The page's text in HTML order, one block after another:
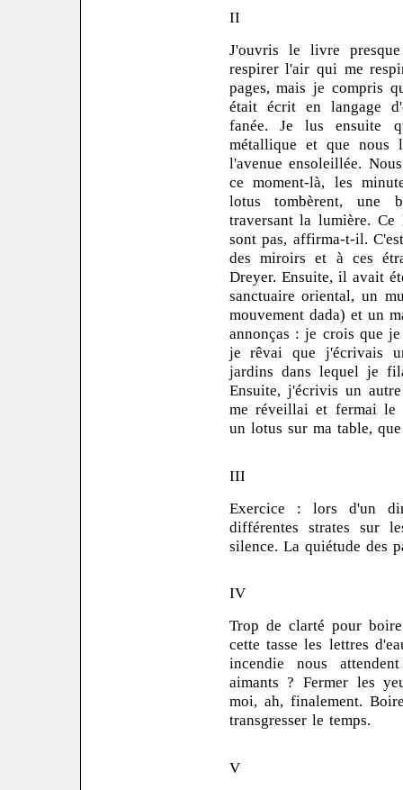
II
J'ouvris le livre
respirer l'air qui me
pages, mais je compris
était écrit en langage
fanée. Je lus ensuite
métallique et que nous
l'avenue ensoleillée.
ce moment-là, les
lotus tombèrent, une
traversant la lumière.
sont pas, affirma-t-il.
des miroirs et à ces
Dreyer. Ensuite, il avait
sanctuaire oriental, un
mouvement dada) et un
annonças : je crois que
je rêvai que j'écrivais
jardins dans lequel je
Ensuite, j'écrivis un
me réveillai et fermai le
un lotus sur ma table,
III
Exercice : lors d'un
différentes strates sur
silence. La quiétude des
IV
Trop de clarté pour
cette tasse les lettres
incendie nous
aimants ? Fermer les
moi, ah, finalement.
transgresser le temps.
V